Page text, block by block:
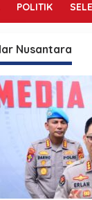
POLITIK
Nusantara